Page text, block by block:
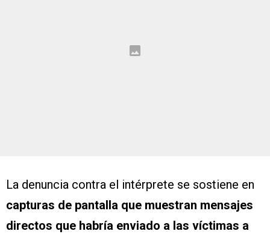
La denuncia contra el intérprete se sostiene en
capturas de pantalla que muestran mensajes
directos que habría enviado a las víctimas a